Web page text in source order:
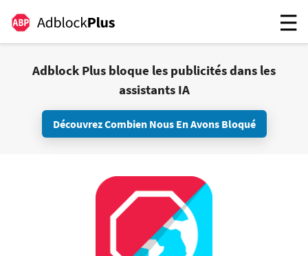
Adblock Plus bloque les publicités dans les
assistants IA
Découvrez Combien Nous En Avons Bloqué